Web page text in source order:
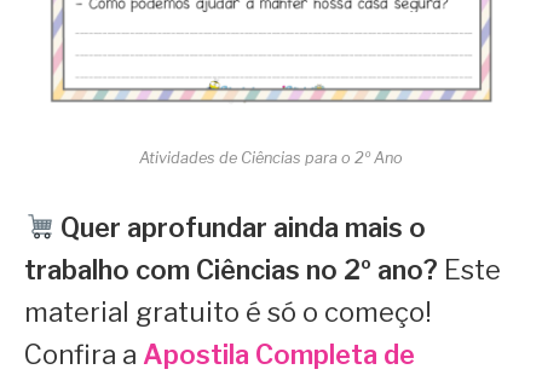
Atividades de Ciências para o 2º Ano
Quer aprofundar ainda mais o
trabalho com Ciências no 2º ano? Este
material gratuito é só o começo!
Confira a Apostila Completa de